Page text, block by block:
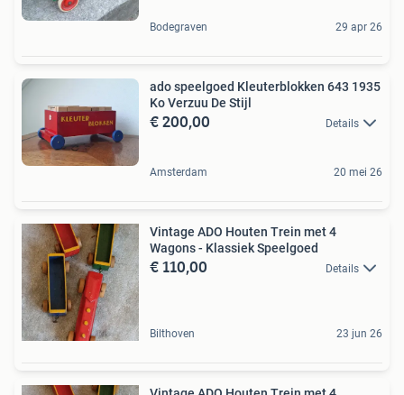
Bodegraven 29 apr 26
ado speelgoed Kleuterblokken 643 1935
Ko Verzuu De Stijl
€ 200,00 Details
Amsterdam 20 mei 26
Vintage ADO Houten Trein met 4
Wagons - Klassiek Speelgoed
€ 110,00 Details
Bilthoven 23 jun 26